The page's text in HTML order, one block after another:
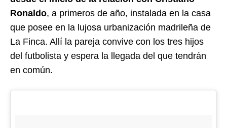
Ronaldo, a primeros de año, instalada en la casa
que posee en la lujosa urbanización madrileña de
La Finca. Allí la pareja convive con los tres hijos
del futbolista y espera la llegada del que tendrán
en común.